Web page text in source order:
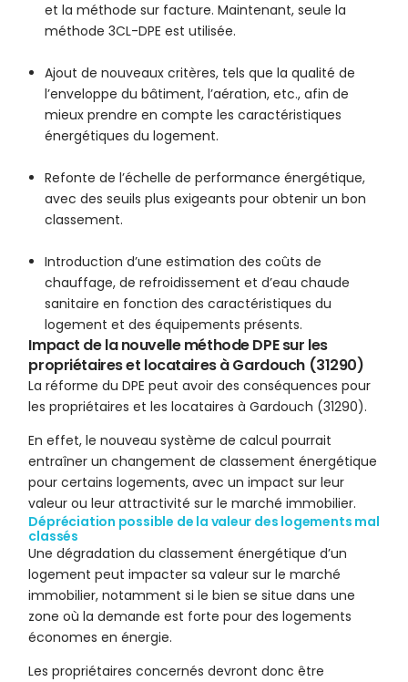
et la méthode sur facture. Maintenant, seule la
méthode 3CL-DPE est utilisée.
Ajout de nouveaux critères, tels que la qualité de
l’enveloppe du bâtiment, l’aération, etc., afin de
mieux prendre en compte les caractéristiques
énergétiques du logement.
Refonte de l’échelle de performance énergétique,
avec des seuils plus exigeants pour obtenir un bon
classement.
Introduction d’une estimation des coûts de
chauffage, de refroidissement et d’eau chaude
sanitaire en fonction des caractéristiques du
logement et des équipements présents.
Impact de la nouvelle méthode DPE sur les
propriétaires et locataires à Gardouch (31290)
La réforme du DPE peut avoir des conséquences pour
les propriétaires et les locataires à Gardouch (31290).
En effet, le nouveau système de calcul pourrait
entraîner un changement de classement énergétique
pour certains logements, avec un impact sur leur
valeur ou leur attractivité sur le marché immobilier.
Dépréciation possible de la valeur des logements mal
classés
Une dégradation du classement énergétique d’un
logement peut impacter sa valeur sur le marché
immobilier, notamment si le bien se situe dans une
zone où la demande est forte pour des logements
économes en énergie.
Les propriétaires concernés devront donc être